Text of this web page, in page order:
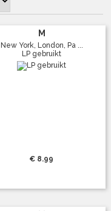
M
New York, London, Pa ...
LP gebruikt
€ 8.99